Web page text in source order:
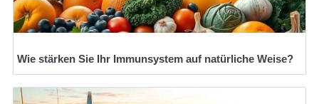
Wie stärken Sie Ihr Immunsystem auf natürliche Weise?